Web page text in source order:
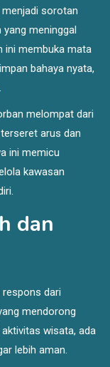
menjadi sorotan
meninggal
ini membuka mata
bahaya nyata,
melompat dari
arus dan
ini memicu
kawasan
dan
dari
mendorong
wisata, ada
lebih aman.